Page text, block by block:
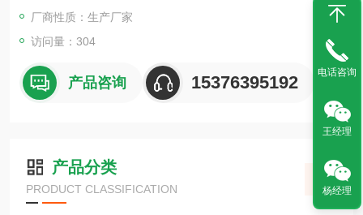
厂商性质：生产厂家
访问量：304
产品咨询 15376395192
产品分类
PRODUCT CLASSIFICATION
电话咨询
王经理
杨经理